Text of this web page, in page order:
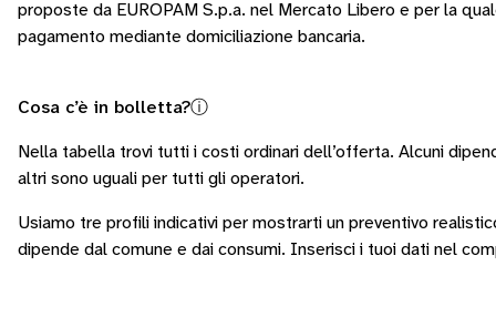
proposte da EUROPAM S.p.a. nel Mercato Libero e per la
pagamento mediante domiciliazione bancaria.
Cosa c’è in bolletta?ⓘ
Nella tabella trovi tutti i costi ordinari dell’offerta. Alcuni
altri sono uguali per tutti gli operatori.
Usiamo tre profili indicativi per mostrarti un preventivo
dipende dal comune e dai consumi. Inserisci i tuoi dati nel